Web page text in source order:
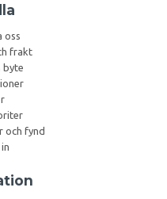
oss
frakt
byte
och fynd